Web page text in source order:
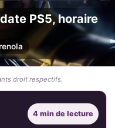
PS5, horaire
enola
droit respectifs.
4 min de lecture